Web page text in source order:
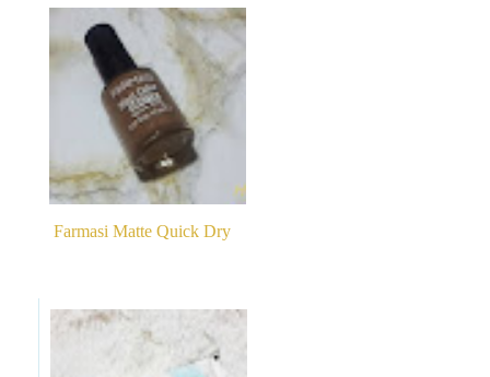
Farmasi Matte Quick Dry